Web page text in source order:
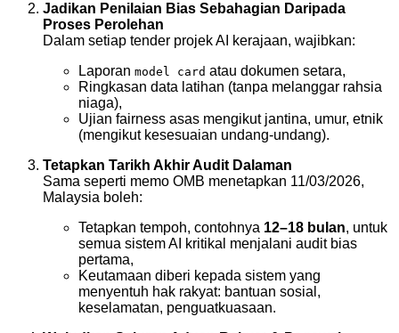
Jadikan Penilaian Bias Sebahagian Daripada
Proses Perolehan
Dalam setiap tender projek AI kerajaan, wajibkan:
Laporan model card atau dokumen setara,
Ringkasan data latihan (tanpa melanggar rahsia
niaga),
Ujian fairness asas mengikut jantina, umur, etnik
(mengikut kesesuaian undang-undang).
Tetapkan Tarikh Akhir Audit Dalaman
Sama seperti memo OMB menetapkan 11/03/2026,
Malaysia boleh:
Tetapkan tempoh, contohnya 12–18 bulan, untuk
semua sistem AI kritikal menjalani audit bias
pertama,
Keutamaan diberi kepada sistem yang
menyentuh hak rakyat: bantuan sosial,
keselamatan, penguatkuasaan.